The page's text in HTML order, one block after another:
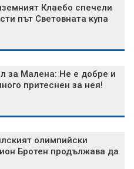
Клаебо спечели
път Световната купа
за Малена: Не е добре и
притеснен за нея!
олимпийски
Бротен продължава да